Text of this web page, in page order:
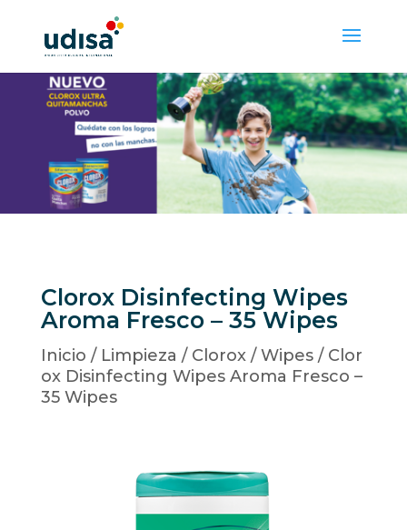
Clorox Disinfecting Wipes
Aroma Fresco – 35 Wipes
Inicio / Limpieza / Clorox/Wipes/ Clor
ox Disinfecting Wipes Aroma Fresco –
35 Wipes